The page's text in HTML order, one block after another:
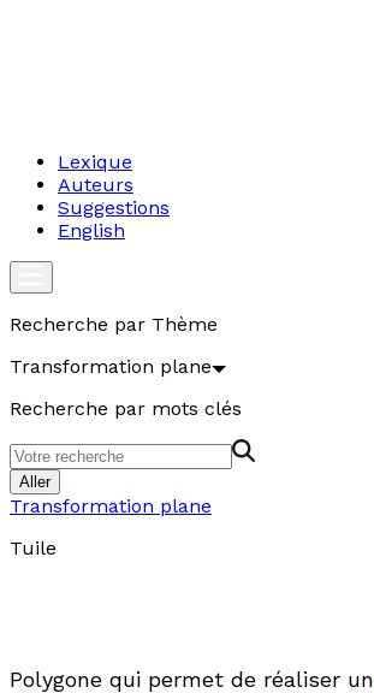
Lexique
Auteurs
Suggestions
English
Recherche par Thème
Transformation plane
Recherche par mots clés
Aller
Transformation plane
Tuile
Polygone qui permet de réaliser un